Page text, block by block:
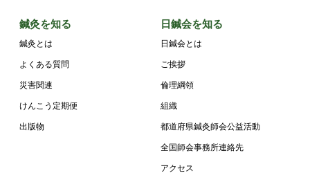
鍼灸を知る
鍼灸とは
よくある質問
災害関連
けんこう定期便
出版物
日鍼会を知る
日鍼会とは
ご挨拶
倫理綱領
組織
都道府県鍼灸師会公益活動
全国師会事務所連絡先
アクセス